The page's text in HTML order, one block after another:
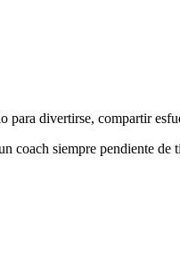
divertirse, compartir
coach siempre pendiente de